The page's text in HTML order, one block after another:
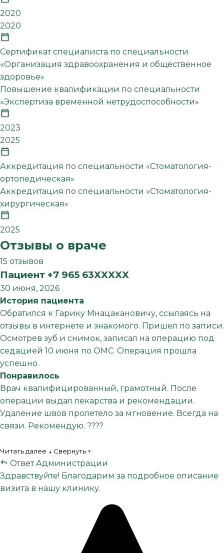
2020
2020
Сертификат специалиста по специальности
«Организация здравоохранения и общественное
здоровье»
Повышение квалификации по специальности
«Экспертиза временной нетрудоспособности»
2023
2025
Аккредитация по специальности «Стоматология-
ортопедическая»
Аккредитация по специальности «Стоматология-
хирургическая»
2025
Отзывы о враче
15 отзывов
Пациент +7 965 63XXXXX
30 июня, 2026
История пациента
Обратился к Гарику Мнацакановичу, ссылаясь на
отзывы в интернете и знакомого. Пришел по записи.
Осмотрев зуб и снимок, записал на операцию под
седацией 10 июня по ОМС. Операция прошла
успешно.
Понравилось
Врач квалифицированный, грамотный. После
операции выдал лекарства и рекомендации.
Удаление швов пролетело за мгновение. Всегда на
связи. Рекомендую. ????
Читать далее ↓ Свернуть ↑
Ответ Администрации
Здравствуйте! Благодарим за подробное описание
визита в нашу клинику.